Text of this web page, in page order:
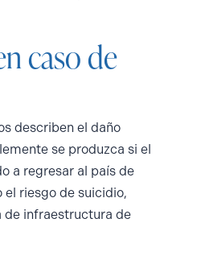
caso de
describen el daño
se produzca si el
a regresar al país de
el riesgo de suicidio,
de infraestructura de